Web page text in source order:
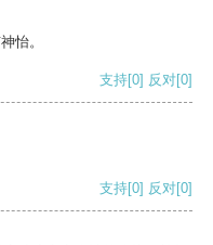
怡。
支持[0] 反对[0]
支持[0] 反对[0]